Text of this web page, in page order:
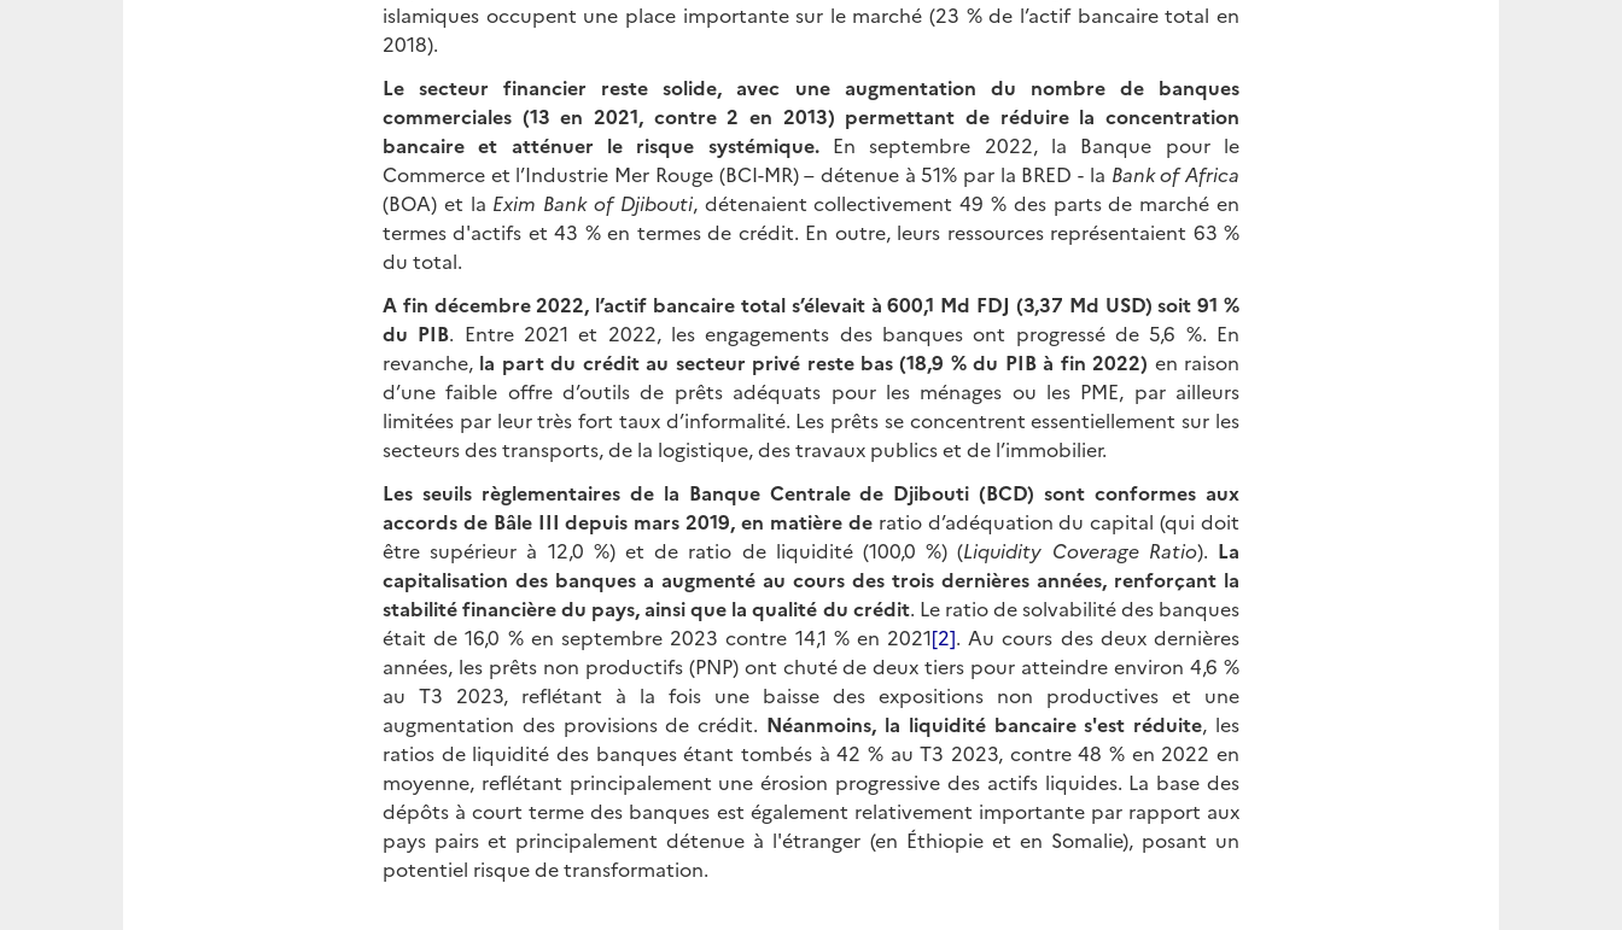
islamiques occupent une place importante sur le marché (23 % de l’actif bancaire total en
2018).
Le secteur financier reste solide, avec une augmentation du nombre de banques
commerciales (13 en 2021, contre 2 en 2013) permettant de réduire la concentration
bancaire et atténuer le risque systémique.En septembre 2022, la Banque pour le
Commerce et l’Industrie Mer Rouge (BCI-MR) – détenue à 51% par la BRED - la Bank of Africa
(BOA) et la Exim Bank of Djibouti, détenaient collectivement 49 % des parts de marché en
termes d'actifs et 43 % en termes de crédit. En outre, leurs ressources représentaient 63 %
du total.
A fin décembre 2022, l’actif bancaire total s’élevait à 600,1 Md FDJ (3,37 Md USD) soit 91 %
du PIB. Entre 2021 et 2022, les engagements des banques ont progressé de 5,6 %. En
revanche, la part du crédit au secteur privé reste bas (18,9 % du PIB à fin 2022) en raison
d’une faible offre d’outils de prêts adéquats pour les ménages ou les PME, par ailleurs
limitées par leur très fort taux d’informalité. Les prêts se concentrent essentiellement sur les
secteurs des transports, de la logistique, des travaux publics et de l’immobilier.
Les seuils règlementaires de la Banque Centrale de Djibouti (BCD) sont conformes aux
accords de Bâle III depuis mars 2019, en matière de ratio d’adéquation du capital (qui doit
être supérieur à 12,0 %) et de ratio de liquidité (100,0 %) (Liquidity Coverage Ratio). La
capitalisation des banques a augmenté au cours des trois dernières années, renforçant la
stabilité financière du pays, ainsi que la qualité du crédit. Le ratio de solvabilité des banques
était de 16,0 % en septembre 2023 contre 14,1 % en 2021[2]. Au cours des deux dernières
années, les prêts non productifs (PNP) ont chuté de deux tiers pour atteindre environ 4,6 %
au T3 2023, reflétant à la fois une baisse des expositions non productives et une
augmentation des provisions de crédit. Néanmoins, la liquidité bancaire s'est réduite, les
ratios de liquidité des banques étant tombés à 42 % au T3 2023, contre 48 % en 2022 en
moyenne, reflétant principalement une érosion progressive des actifs liquides. La base des
dépôts à court terme des banques est également relativement importante par rapport aux
pays pairs et principalement détenue à l'étranger (en Éthiopie et en Somalie), posant un
potentiel risque de transformation.